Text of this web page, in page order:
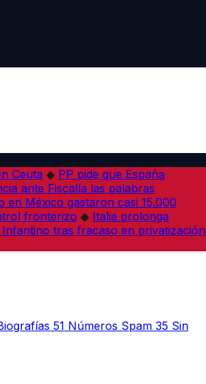
Ceuta ◆ PP pide que España
ante Fiscalía las palabras
en México gastaron casi 15.000
fronterizo ◆ Italia prolonga
tras fracaso en privatización
51 Números Spam 35 Sin